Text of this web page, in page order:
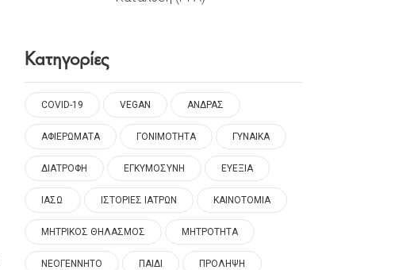
Κατηγορίες
COVID-19 VEGAN ΑΝΔΡΑΣ
ΑΦΙΕΡΩΜΑΤΑ ΓΟΝΙΜΟΤΗΤΑ ΓΥΝΑΙΚΑ
ΔΙΑΤΡΟΦΗ ΕΓΚΥΜΟΣΥΝΗ ΕΥΕΞΙΑ
ΙΑΣΩ ΙΣΤΟΡΙΕΣ ΙΑΤΡΩΝ ΚΑΙΝΟΤΟΜΙΑ
ΜΗΤΡΙΚΟΣ ΘΗΛΑΣΜΟΣ ΜΗΤΡΟΤΗΤΑ
ΝΕΟΓΕΝΝΗΤΟ ΠΑΙΔΙ ΠΡΟΛΗΨΗ